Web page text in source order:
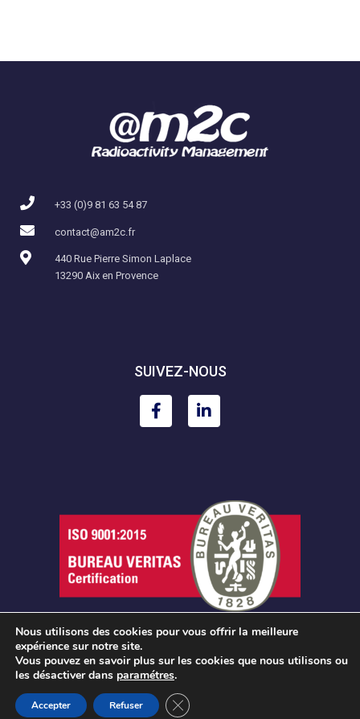
+33 (0)9 81 63 54 87
contact@am2c.fr
440 Rue Pierre Simon Laplace
13290 Aix en Provence
SUIVEZ-NOUS
MENTIONS LÉGALES
Nous utilisons des cookies pour vous offrir la meilleure
expérience sur notre site.
Vous pouvez en savoir plus sur les cookies que nous utilisons ou
les désactiver dans paramétres.
Accepter Refuser CLOSE GDPR COOKIE